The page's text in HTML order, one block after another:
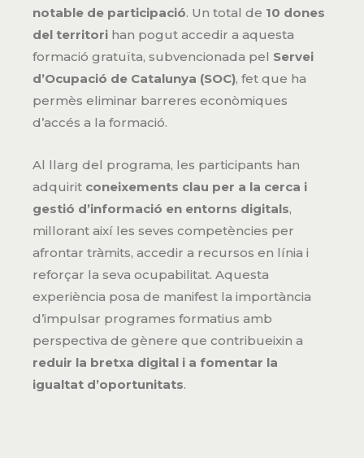
notable de participació. Un total de 10 dones
del territori han pogut accedir a aquesta
formació gratuïta, subvencionada pel Servei
d’Ocupació de Catalunya (SOC), fet que ha
permès eliminar barreres econòmiques
d’accés a la formació.
Al llarg del programa, les participants han
adquirit coneixements clau per a la cerca i
gestió d’informació en entorns digitals,
millorant així les seves competències per
afrontar tràmits, accedir a recursos en línia i
reforçar la seva ocupabilitat. Aquesta
experiència posa de manifest la importància
d’impulsar programes formatius amb
perspectiva de gènere que contribueixin a
reduir la bretxa digital i a fomentar la
igualtat d’oportunitats.